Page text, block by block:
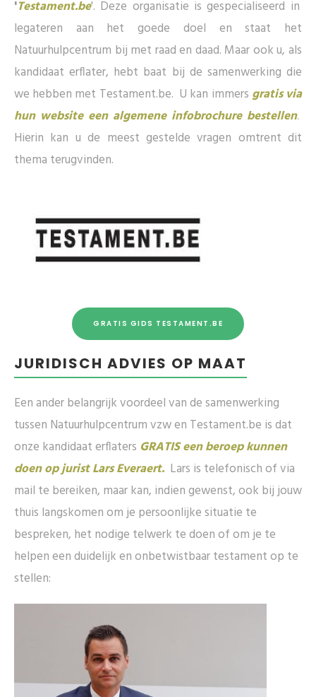
'Testament.be'. Deze organisatie is gespecialiseerd in
legateren aan het goede doel en staat het
Natuurhulpcentrum bij met raad en daad. Maar ook u, als
kandidaat erflater, hebt baat bij de samenwerking die
we hebben met Testament.be. U kan immers gratis via
hun website een algemene infobrochure bestellen.
Hierin kan u de meest gestelde vragen omtrent dit
thema terugvinden.
GRATIS GIDS TESTAMENT.BE
JURIDISCH ADVIES OP MAAT
Een ander belangrijk voordeel van de samenwerking
tussen Natuurhulpcentrum vzw en Testament.be is dat
onze kandidaat erflaters GRATIS een beroep kunnen
doen op jurist Lars Everaert. Lars is telefonisch of via
mail te bereiken, maar kan, indien gewenst, ook bij jouw
thuis langskomen om je persoonlijke situatie te
bespreken, het nodige telwerk te doen of om je te
helpen een duidelijk en onbetwistbaar testament op te
stellen: